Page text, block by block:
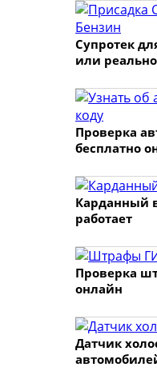
Супротек
или
Проверка
бесплатно
Карданный
работает
Проверка
онлайн
Датчик